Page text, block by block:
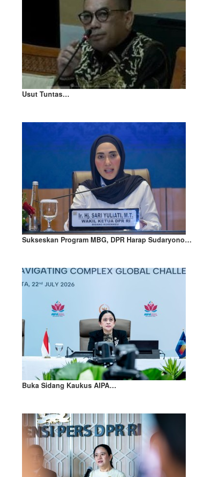
Usut Tuntas…
Sukseskan Program MBG, DPR Harap Sudaryono…
Buka Sidang Kaukus AIPA…